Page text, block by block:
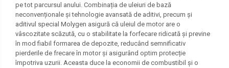
pe tot parcursul anului. Combinația de uleiuri de bază
neconvenționale și tehnologie avansată de aditivi, precum și
aditivul special Molygen asigură că uleiul de motor are o
vâscozitate scăzută, cu o stabilitate la forfecare ridicată și previne
în mod fiabil formarea de depozite, reducând semnificativ
pierderile de frecare în motor și asigurând optim protecție
împotriva uzurii. Aceasta duce la economii de combustibil și o